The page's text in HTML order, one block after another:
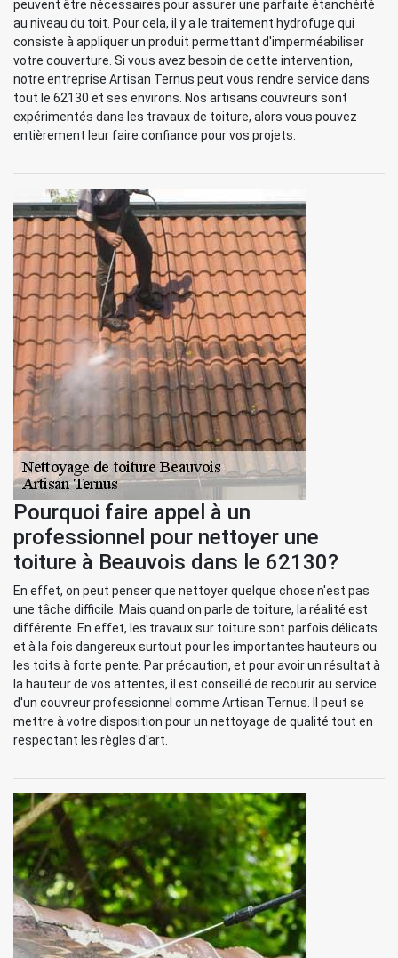
peuvent être nécessaires pour assurer une parfaite étanchéité
au niveau du toit. Pour cela, il y a le traitement hydrofuge qui
consiste à appliquer un produit permettant d'imperméabiliser
votre couverture. Si vous avez besoin de cette intervention,
notre entreprise Artisan Ternus peut vous rendre service dans
tout le 62130 et ses environs. Nos artisans couvreurs sont
expérimentés dans les travaux de toiture, alors vous pouvez
entièrement leur faire confiance pour vos projets.
Pourquoi faire appel à un
professionnel pour nettoyer une
toiture à Beauvois dans le 62130?
En effet, on peut penser que nettoyer quelque chose n'est pas
une tâche difficile. Mais quand on parle de toiture, la réalité est
différente. En effet, les travaux sur toiture sont parfois délicats
et à la fois dangereux surtout pour les importantes hauteurs ou
les toits à forte pente. Par précaution, et pour avoir un résultat à
la hauteur de vos attentes, il est conseillé de recourir au service
d'un couvreur professionnel comme Artisan Ternus. Il peut se
mettre à votre disposition pour un nettoyage de qualité tout en
respectant les règles d'art.